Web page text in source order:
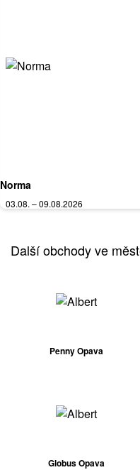
Norma
03.08. – 09.08.2026
Další obchody ve
Penny Opava
Globus Opava